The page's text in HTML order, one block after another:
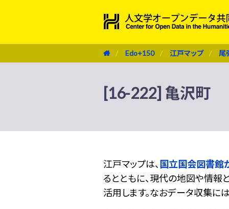
Edo+150 江戸マップ 尾
[16-222] 亀沢町
江戸マップは、 国立国会図書館
るとともに、現代の地図や情報
活用します。なおデータ収集に